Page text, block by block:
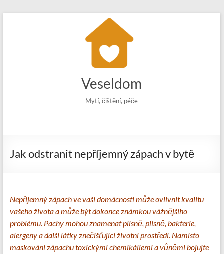
Veseldom
Mytí, čištění, péče
Jak odstranit nepříjemný zápach v bytě
Nepříjemný zápach ve vaší domácnosti může ovlivnit kvalitu
vašeho života a může být dokonce známkou vážnějšího
problému. Pachy mohou znamenat plísně, plísně, bakterie,
alergeny a další látky znečišťující životní prostředí. Namísto
maskování zápachu toxickými chemikáliemi a vůněmi bojujte